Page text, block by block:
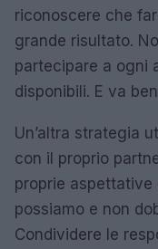
riconoscere che
grande risultato.
partecipare a ogni
disponibili. E va
Un’altra strategia
con il proprio
proprie aspettative
possiamo e non
Condividere le